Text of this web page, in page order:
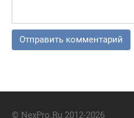
© NexPro.Ru 2012-2026